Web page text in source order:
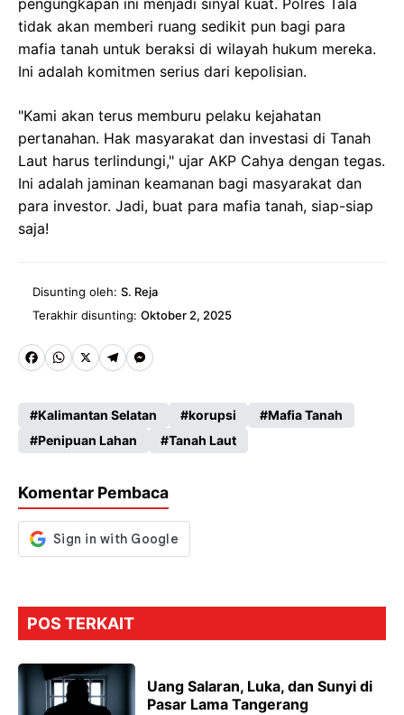
tidak akan memberi ruang sedikit pun bagi para
mafia tanah untuk beraksi di wilayah hukum mereka.
Ini adalah komitmen serius dari kepolisian.
"Kami akan terus memburu pelaku kejahatan
pertanahan. Hak masyarakat dan investasi di Tanah
Laut harus terlindungi," ujar AKP Cahya dengan tegas.
Ini adalah jaminan keamanan bagi masyarakat dan
para investor. Jadi, buat para mafia tanah, siap-siap
saja!
Disunting oleh: S. Reja
Terakhir disunting: Oktober 2, 2025
Fa
b
o
k
W
ts
A
p
X
Te
gr
a
M
se
n
er
Kalimantan Selatan korupsi
Mafia Tanah
Penipuan Lahan
Tanah Laut
Komentar Pembaca
POS TERKAIT
Uang Salaran, Luka, dan Sunyi di
Pasar Lama Tangerang